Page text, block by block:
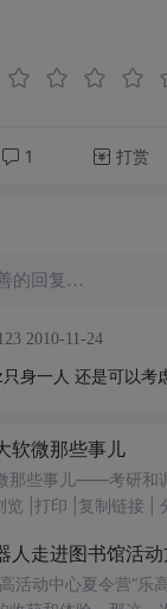
1 打赏
的回复…
2010-11-24
身一人 还是可以考
软微那些事儿
考研和调剂的同学看过来(转自考研论坛
链接 | 分享到： ‹ 上一主题|下一主题 › 清
人走进图书馆活
活动中心夏令营“乐